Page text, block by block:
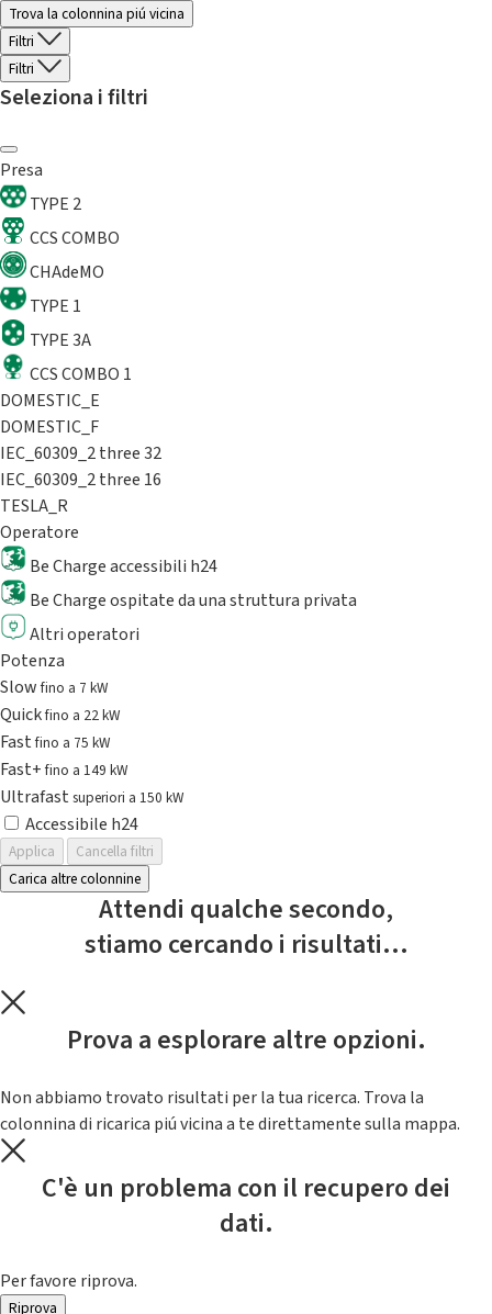
Trova la colonnina piú vicina
Filtri
Filtri
Seleziona i filtri
Presa
TYPE 2
CCS COMBO
CHAdeMO
TYPE 1
TYPE 3A
CCS COMBO 1
DOMESTIC_E
DOMESTIC_F
IEC_60309_2 three 32
IEC_60309_2 three 16
TESLA_R
Operatore
Be Charge accessibili h24
Be Charge ospitate da una struttura privata
Altri operatori
Potenza
Slowfino a 7 kW
Quickfino a 22 kW
Fastfino a 75 kW
Fast+fino a 149 kW
Ultrafast superiori a 150 kW
Accessibile h24
Applica
Cancella filtri
Carica altre colonnine
Attendi qualche secondo,
stiamo cercando i risultati...
Prova a esplorare altre opzioni.
Non abbiamo trovato risultati per la tua ricerca. Trova la
colonnina di ricarica piú vicina a te direttamente sulla mappa.
C'è un problema con il recupero dei
dati.
Per favore riprova.
Riprova